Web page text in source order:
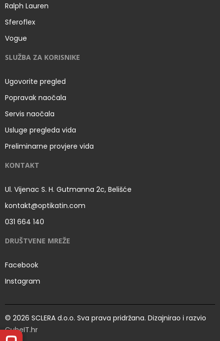
Ralph Lauren
Sferoflex
Vogue
SLUŽBA ZA KORISNIKE
Ugovorite pregled
Popravak naočala
Servis naočala
Usluge pregleda vida
Preliminarne provjere vida
KONTAKT
Ul. Vijenac S. H. Gutmanna 2c, Belišće
kontakt@optikatin.com
031 664 140
DRUŠTVENE MREŽE
Facebook
Instagram
© 2026 SCLERA d.o.o. Sva prava pridržana. Dizajnirao i razvio
CubeIT.hr